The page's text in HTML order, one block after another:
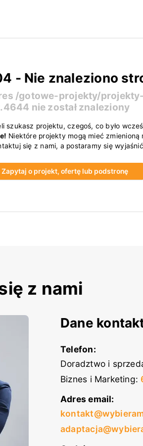
- Nie znaleziono
/gotowe-projekty/
nie został znaleziony
szukasz projektu, czegoś, co było
Niektóre projekty mogą mieć zmienioną
się z nami, a postaramy się
Zapytaj o projekt, ofertę lub podstronę
z nami
Dane
Telefon:
Doradztwo i
Biznes i Marketing:
Adres email: